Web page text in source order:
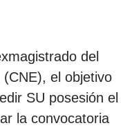
del
el objetivo
SU posesión el
la convocatoria